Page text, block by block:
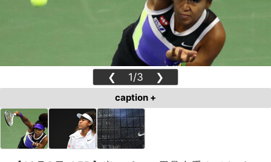
❮ 1/3 ❯
caption +